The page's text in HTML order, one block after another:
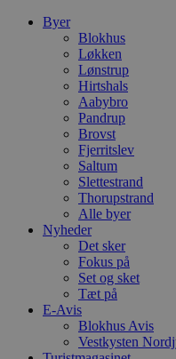
Byer
Blokhus
Løkken
Lønstrup
Hirtshals
Aabybro
Pandrup
Brovst
Fjerritslev
Saltum
Slettestrand
Thorupstrand
Alle byer
Nyheder
Det sker
Fokus på
Set og sket
Tæt på
E-Avis
Blokhus Avis
Vestkysten